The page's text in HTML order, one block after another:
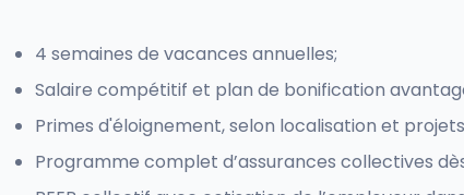
4 semaines de vacances annuelles;
Salaire compétitif et plan de bonification
Primes d'éloignement, selon localisation et
Programme complet d’assurances collectives